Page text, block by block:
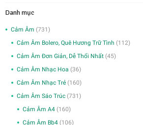
Danh mục
Cảm Âm (731)
Cảm Âm Bolero, Quê Hương Trữ Tình (112)
Cảm Âm Đơn Giản, Dễ Thổi Nhất (45)
Cảm Âm Nhạc Hoa (36)
Cảm Âm Nhạc Trẻ (160)
Cảm Âm Sáo Trúc (731)
Cảm Âm A4 (160)
Cảm Âm Bb4 (106)